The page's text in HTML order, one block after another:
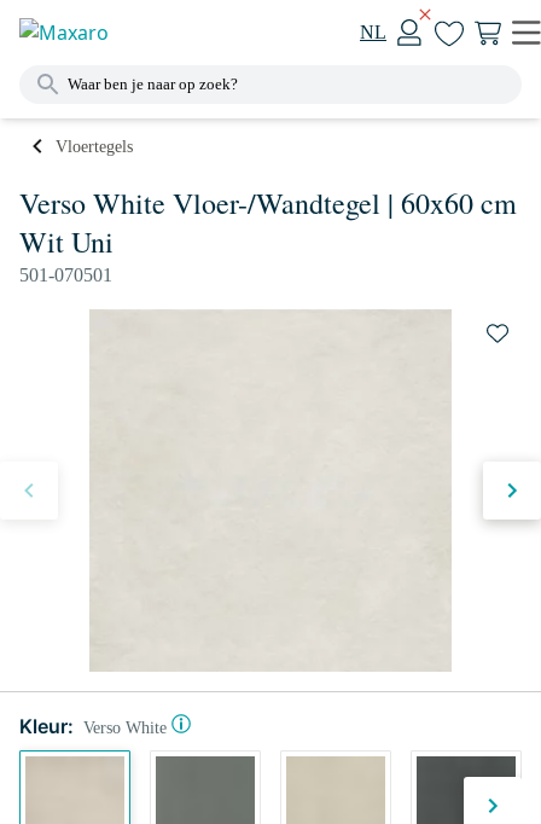
NL
Vloertegels
Verso White Vloer-/Wandtegel | 60x60 cm
Wit Uni
501-070501
Kleur: Verso White